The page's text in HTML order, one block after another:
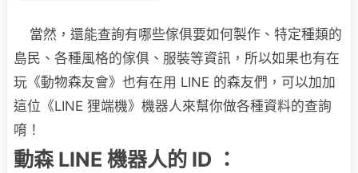
當然，還能查詢有哪些傢俱要如何製作、特定種類的
島民、各種風格的傢俱、服裝等資訊，所以如果也有在
玩《動物森友會》也有在用 LINE 的森友們，可以加加
這位《LINE 狸端機》機器人來幫你做各種資料的查詢
唷！
動森 LINE 機器人的 ID ：